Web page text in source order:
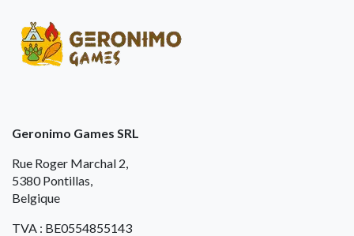
Geronimo Games SRL
Rue Roger Marchal 2,
5380 Pontillas,
Belgique
TVA : BE0554855143